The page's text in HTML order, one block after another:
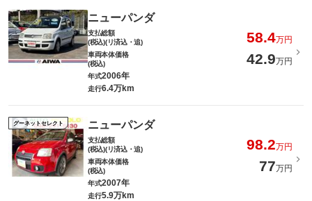
ニューパンダ
支払総額
(税込)(リ済込・追)
58.4万円
車両本体価格
(税込)
42.9万円
年式2006年
走行6.4万km
グーネットセレクト ニューパンダ
支払総額
(税込)(リ済込・追)
98.2万円
車両本体価格
(税込)
77万円
年式2007年
走行5.9万km